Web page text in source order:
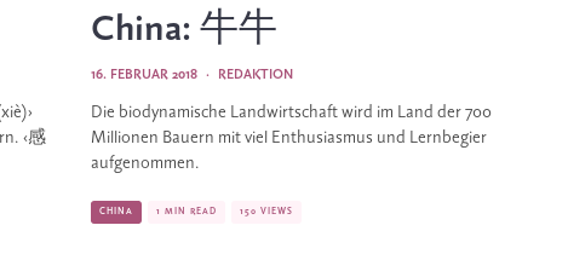
‹感
China: 牛牛
REDAKTION
·
16. FEBRUAR 2018
Die biodynamische Landwirtschaft wird im Land der 700
Millionen Bauern mit viel Enthusiasmus und Lernbegier
aufgenommen.
CHINA 1 MIN READ 150 VIEWS